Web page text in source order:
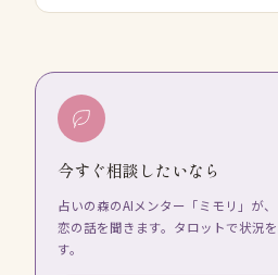
今すぐ相談したいなら
占いの森のAIメンター「ミモリ」が
恋の話を聞きます。タロットで状況
す。